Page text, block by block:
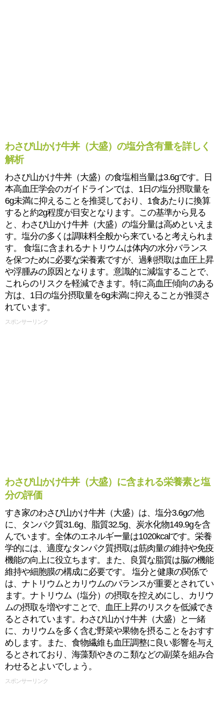
わさび山かけ牛丼（大盛）の塩分含有量を詳しく
解析
わさび山かけ牛丼（大盛）の食塩相当量は3.6gです。日
本高血圧学会のガイドラインでは、1日の塩分摂取量を
6g未満に抑えることを推奨しており、1食あたりに換算
すると約2g程度が目安となります。この基準から見る
と、わさび山かけ牛丼（大盛）の塩分量は高めといえま
す。塩分の多くは調味料全般から来ていると考えられま
す。 食塩に含まれるナトリウムは体内の水分バランス
を保つために必要な栄養素ですが、過剰摂取は血圧上昇
や浮腫みの原因となります。意識的に減塩することで、
これらのリスクを軽減できます。特に高血圧傾向のある
方は、1日の塩分摂取量を6g未満に抑えることが推奨さ
れています。
スポンサーリンク
わさび山かけ牛丼（大盛）に含まれる栄養素と塩
分の評価
すき家のわさび山かけ牛丼（大盛）は、塩分3.6gの他
に、タンパク質31.6g、脂質32.5g、炭水化物149.9gを含
んでいます。全体のエネルギー量は1020kcalです。栄養
学的には、適度なタンパク質摂取は筋肉量の維持や免疫
機能の向上に役立ちます。また、良質な脂質は脳の機能
維持や細胞膜の構成に必要です。 塩分と健康の関係で
は、ナトリウムとカリウムのバランスが重要とされてい
ます。ナトリウム（塩分）の摂取を控えめにし、カリウ
ムの摂取を増やすことで、血圧上昇のリスクを低減でき
るとされています。わさび山かけ牛丼（大盛）と一緒
に、カリウムを多く含む野菜や果物を摂ることをおすす
めします。また、食物繊維も血圧調整に良い影響を与え
るとされており、海藻類やきのこ類などの副菜を組み合
わせるとよいでしょう。
スポンサーリンク